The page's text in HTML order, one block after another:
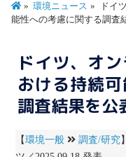
環境ニュース
ドイ
能性への考慮に関する調査
ドイツ、オ
おける持続
調査結果を公
【環境一般 調査/研究